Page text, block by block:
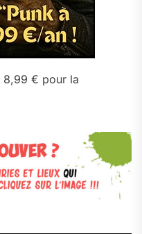
8,99 € pour la